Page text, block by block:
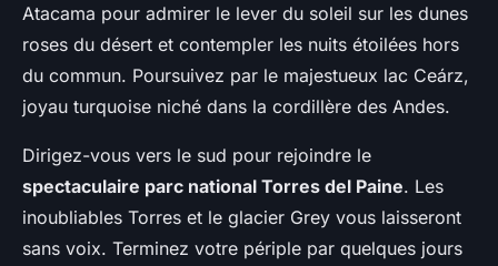
Atacama pour admirer le lever du soleil sur les dunes
roses du désert et contempler les nuits étoilées hors
du commun. Poursuivez par le majestueux lac Ceárz,
joyau turquoise niché dans la cordillère des Andes.
Dirigez-vous vers le sud pour rejoindre le
spectaculaire parc national Torres del Paine. Les
inoubliables Torres et le glacier Grey vous laisseront
sans voix. Terminez votre périple par quelques jours